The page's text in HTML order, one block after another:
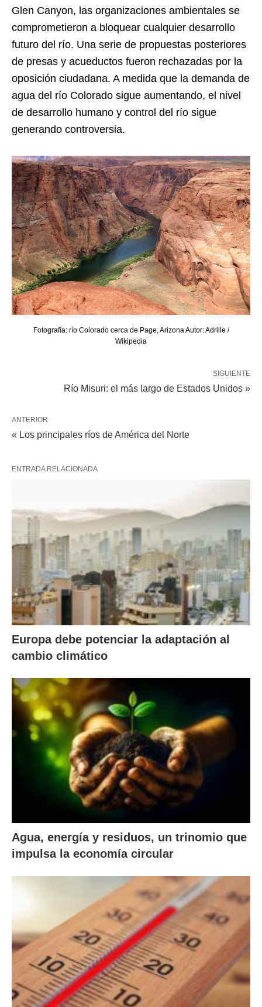
Glen Canyon, las organizaciones ambientales se
comprometieron a bloquear cualquier desarrollo
futuro del río. Una serie de propuestas posteriores
de presas y acueductos fueron rechazadas por la
oposición ciudadana. A medida que la demanda de
agua del río Colorado sigue aumentando, el nivel
de desarrollo humano y control del río sigue
generando controversia.
Fotografía: río Colorado cerca de Page, Arizona Autor: Adrille /
Wikipedia
SIGUIENTE
Río Misuri: el más largo de Estados Unidos »
ANTERIOR
« Los principales ríos de América del Norte
ENTRADA RELACIONADA
Europa debe potenciar la adaptación al
cambio climático
Agua, energía y residuos, un trinomio que
impulsa la economía circular